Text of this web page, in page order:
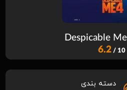
Despicable
6.2 / 10
دسته بندی